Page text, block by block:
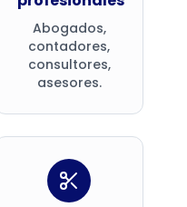
Abogados,
contadores,
consultores,
asesores.